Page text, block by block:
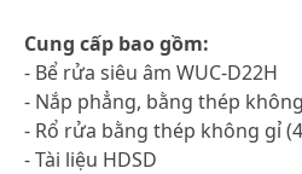
Cung cấp bao gồm:
- Bể rửa siêu âm WUC-D22H
- Nắp phẳng, bằng thép
- Rổ rửa bằng thép không gỉ
- Tài liệu HDSD